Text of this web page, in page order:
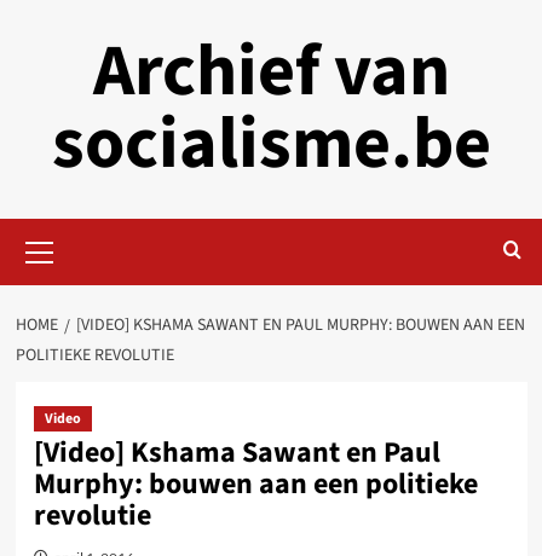
Archief van
socialisme.be
Menu
HOME
[VIDEO] KSHAMA SAWANT EN PAUL MURPHY: BOUWEN AAN EEN
POLITIEKE REVOLUTIE
Video
[Video] Kshama Sawant en Paul
Murphy: bouwen aan een politieke
revolutie